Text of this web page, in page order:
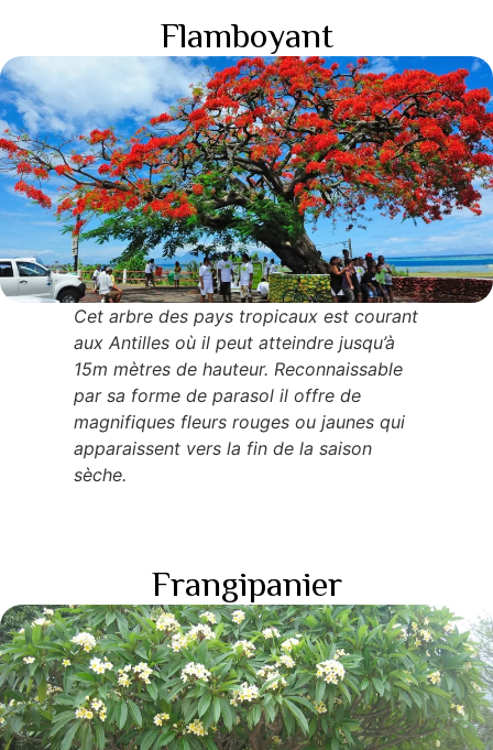
Flamboyant
Cet arbre des pays tropicaux est courant
aux Antilles où il peut atteindre jusqu’à
15m mètres de hauteur. Reconnaissable
par sa forme de parasol il offre de
magnifiques fleurs rouges ou jaunes qui
apparaissent vers la fin de la saison
sèche.
Frangipanier